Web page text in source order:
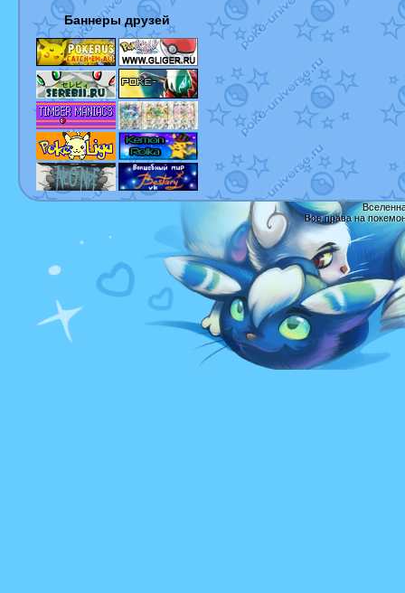
Баннеры друзей
Все права на